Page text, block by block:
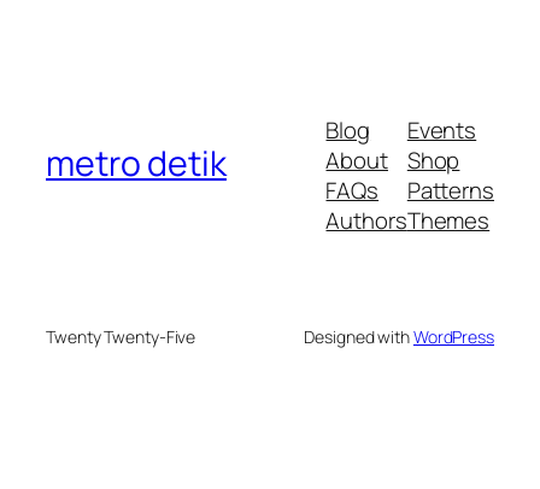
metro detik
Blog
About
FAQs
Authors
Events
Shop
Patterns
Themes
Twenty Twenty-Five Designed withWordPress